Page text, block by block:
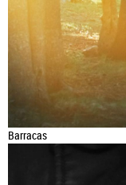
Barracas